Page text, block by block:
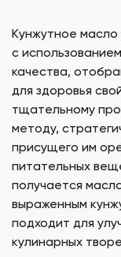
Кунжутное
с
качества,
для здоровья
тщательному
методу,
присущего им
питательных
получается
выраженным
подходит для
кулинарных